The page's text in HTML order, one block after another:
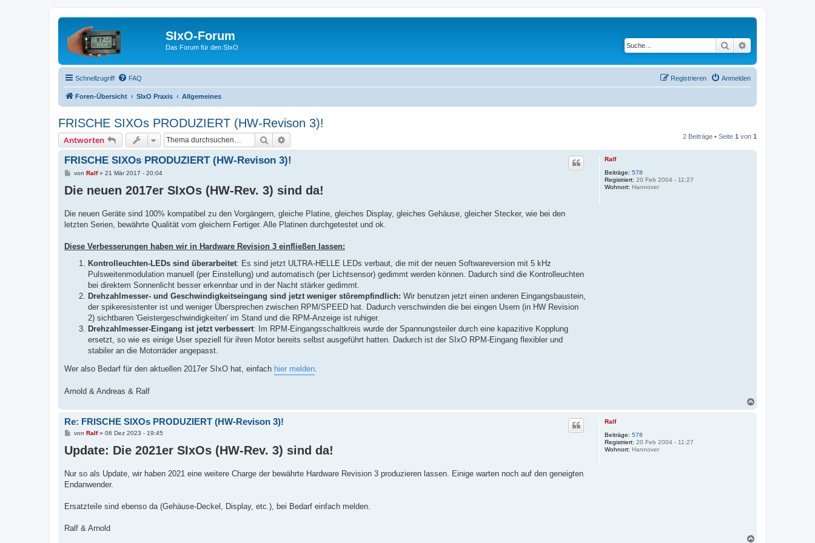
SIxO-Forum
Das Forum für den SIxO Suche
Schnellzugriff FAQ Anmelden
Registrieren
Foren-Übersicht SIxO Praxis Allgemeines
FRISCHE SIXOs PRODUZIERT (HW-Revison 3)!
Antworten Suche 2 Beiträge • Seite 1 von 1
Ralf
Beiträge: 578
Registriert: 20 Feb 2004 - 11:27
Wohnort: Hannover
FRISCHE SIXOs PRODUZIERT (HW-Revison 3)!
B
i
t
g
von Ralf» 21 Mär 2017 - 20:04
Die neuen 2017er SIxOs (HW-Rev. 3) sind da!
Die neuen Geräte sind 100% kompatibel zu den Vorgängern, gleiche Platine, gleiches Display, gleiches Gehäuse, gleicher Stecker, wie bei den
letzten Serien, bewährte Qualität vom gleichern Fertiger. Alle Platinen durchgetestet und ok.
Diese Verbesserungen haben wir in Hardware Revision 3 einfließen lassen:
Kontrolleuchten-LEDs sind überarbeitet: Es sind jetzt ULTRA-HELLE LEDs verbaut, die mit der neuen Softwareversion mit 5 kHz
Pulsweitenmodulation manuell (per Einstellung) und automatisch (per Lichtsensor) gedimmt werden können. Dadurch sind die Kontrolleuchten
bei direktem Sonnenlicht besser erkennbar und in der Nacht stärker gedimmt.
Drehzahlmesser- und Geschwindigkeitseingang sind jetzt weniger störempfindlich: Wir benutzen jetzt einen anderen Eingangsbaustein,
der spikeresistenter ist und weniger Übersprechen zwischen RPM/SPEED hat. Dadurch verschwinden die bei eingen Usern (in HW Revision
2) sichtbaren 'Geistergeschwindigkeiten' im Stand und die RPM-Anzeige ist ruhiger.
Drehzahlmesser-Eingang ist jetzt verbessert: Im RPM-Eingangsschaltkreis wurde der Spannungsteiler durch eine kapazitive Kopplung
ersetzt, so wie es einige User speziell für ihren Motor bereits selbst ausgeführt hatten. Dadurch ist der SIxO RPM-Eingang flexibler und
stabiler an die Motorräder angepasst.
Wer also Bedarf für den aktuellen 2017er SIxO hat, einfach hier melden
Arnold & Andreas & Ralf
Ralf
Beiträge: 578
Registriert: 20 Feb 2004 - 11:27
Wohnort: Hannover
Re: FRISCHE SIXOs PRODUZIERT (HW-Revison 3)!
B
i
t
g
von Ralf» 06 Dez 2023 - 19:45
Update: Die 2021er SIxOs (HW-Rev. 3) sind da!
Nur so als Update, wir haben 2021 eine weitere Charge der bewährte Hardware Revision 3 produzieren lassen. Einige warten noch auf den geneigten
Endanwender.
Ersatzteile sind ebenso da (Gehäuse-Deckel, Display, etc.), bei Bedarf einfach melden.
Ralf & Arnold